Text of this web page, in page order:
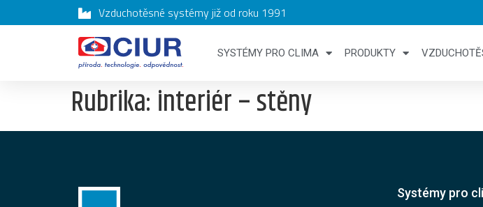
Vzduchotěsné systémy již od roku 1991
SYSTÉMY PRO CLIMA PRODUKTY
Rubrika: interiér – stěny
Systémy pro